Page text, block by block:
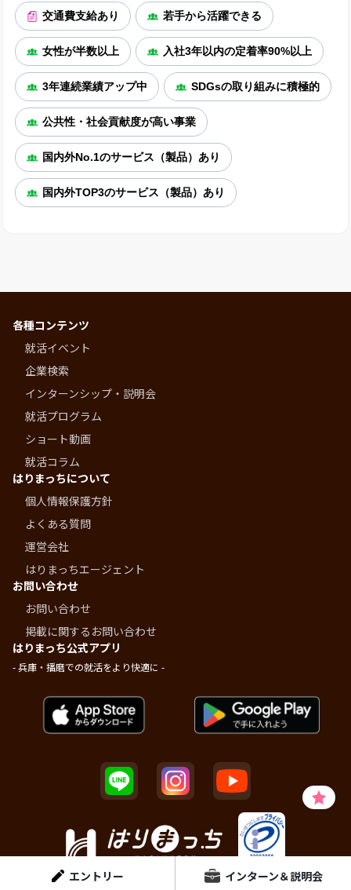
交通費支給あり 若手から活躍できる
女性が半数以上 入社3年以内の定着率90%以上
3年連続業績アップ中 SDGsの取り組みに積極的
公共性・社会貢献度が高い事業
国内外No.1のサービス（製品）あり
国内外TOP3のサービス（製品）あり
エントリー インターン＆説明会
各種コンテンツ
就活イベント
企業検索
インターンシップ・説明会
就活プログラム
ショート動画
就活コラム
はりまっちについて
個人情報保護方針
よくある質問
運営会社
はりまっちエージェント
お問い合わせ
お問い合わせ
掲載に関するお問い合わせ
はりまっち公式アプリ
- 兵庫・播磨での就活をより快適に -
© Dainen Human Plus Inc.